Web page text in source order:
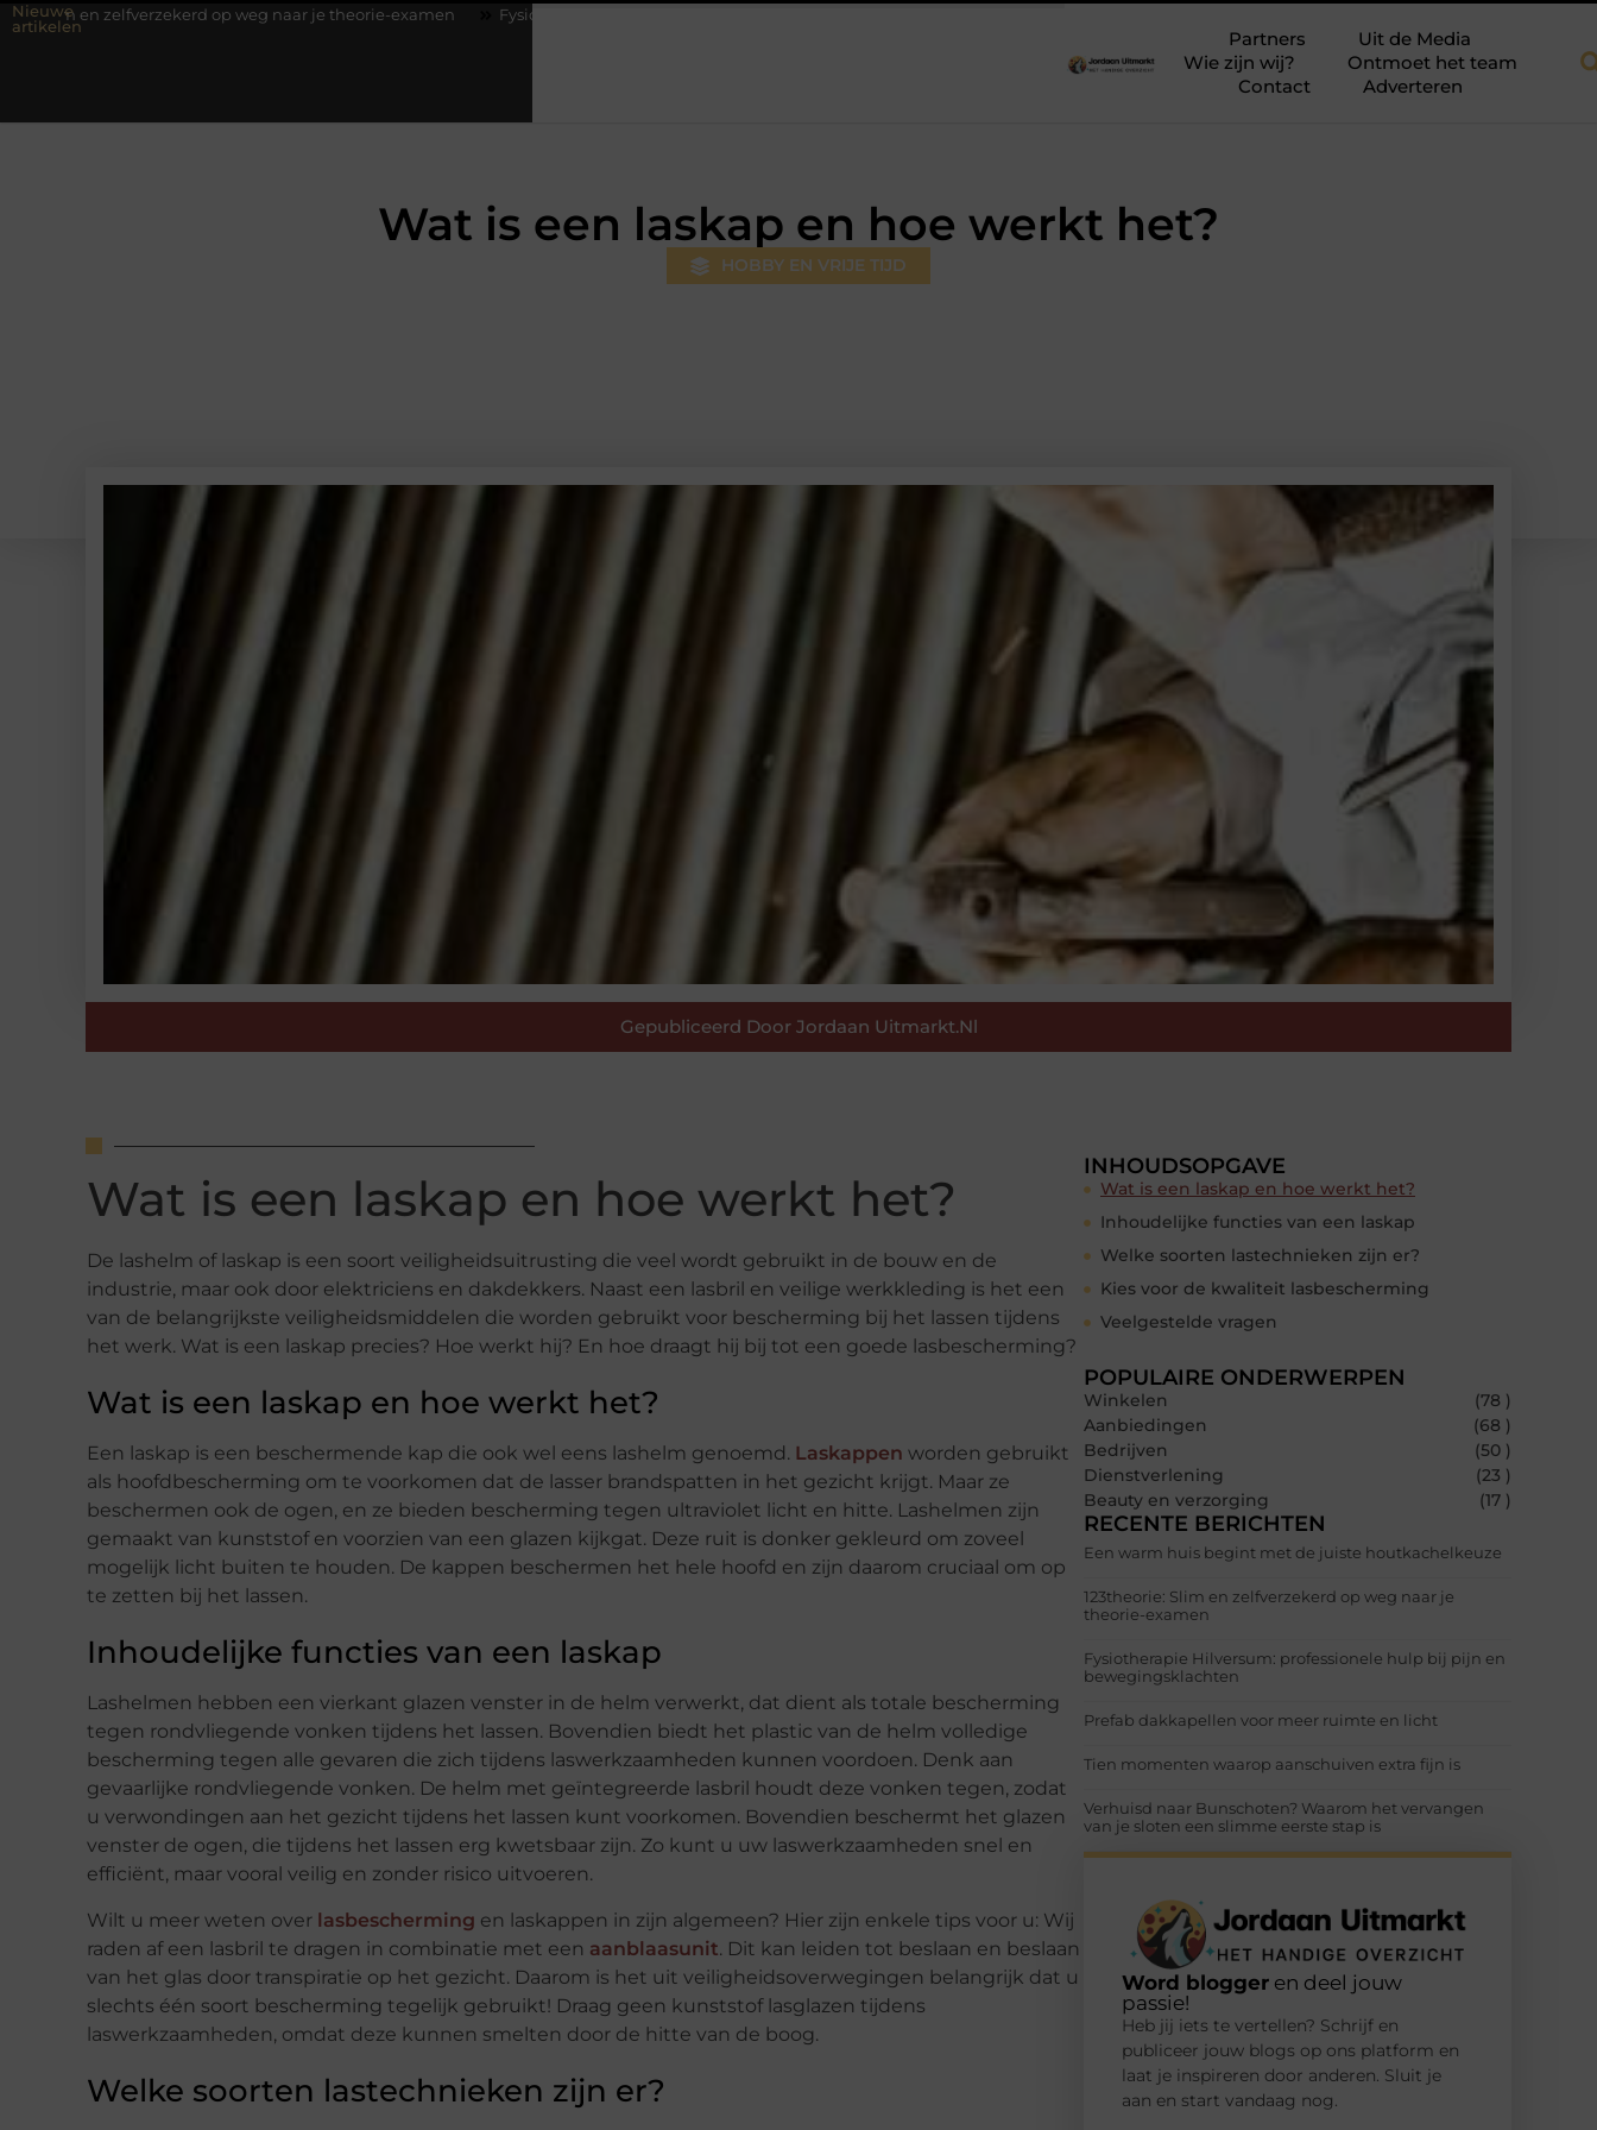
Nieuwe
artikelen
op weg naar je theorie-examen Fysiotherapie Hilversum: professionele hulp bij pijn en bewegingsklachten
Partners
Uit de Media
Wie zijn wij?
Ontmoet het team
Contact
Adverteren
Wat is een laskap en hoe werkt het?
HOBBY EN VRIJE TIJD
Gepubliceerd Door Jordaan Uitmarkt.nl
Wat is een laskap en hoe werkt het?
De lashelm of laskap is een soort veiligheidsuitrusting die veel wordt gebruikt in de bouw en de
industrie, maar ook door elektriciens en dakdekkers. Naast een lasbril en veilige werkkleding is het een
van de belangrijkste veiligheidsmiddelen die worden gebruikt voor bescherming bij het lassen tijdens
het werk. Wat is een laskap precies? Hoe werkt hij? En hoe draagt hij bij tot een goede lasbescherming?
Wat is een laskap en hoe werkt het?
Een laskap is een beschermende kap die ook wel eens lashelm genoemd. Laskappen worden gebruikt
als hoofdbescherming om te voorkomen dat de lasser brandspatten in het gezicht krijgt. Maar ze
beschermen ook de ogen, en ze bieden bescherming tegen ultraviolet licht en hitte. Lashelmen zijn
gemaakt van kunststof en voorzien van een glazen kijkgat. Deze ruit is donker gekleurd om zoveel
mogelijk licht buiten te houden. De kappen beschermen het hele hoofd en zijn daarom cruciaal om op
te zetten bij het lassen.
Inhoudelijke functies van een laskap
Lashelmen hebben een vierkant glazen venster in de helm verwerkt, dat dient als totale bescherming
tegen rondvliegende vonken tijdens het lassen. Bovendien biedt het plastic van de helm volledige
bescherming tegen alle gevaren die zich tijdens laswerkzaamheden kunnen voordoen. Denk aan
gevaarlijke rondvliegende vonken. De helm met geïntegreerde lasbril houdt deze vonken tegen, zodat
u verwondingen aan het gezicht tijdens het lassen kunt voorkomen. Bovendien beschermt het glazen
venster de ogen, die tijdens het lassen erg kwetsbaar zijn. Zo kunt u uw laswerkzaamheden snel en
efficiënt, maar vooral veilig en zonder risico uitvoeren.
Wilt u meer weten over lasbescherming en laskappen in zijn algemeen? Hier zijn enkele tips voor u: Wij
raden af een lasbril te dragen in combinatie met een aanblaasunit. Dit kan leiden tot beslaan en beslaan
van het glas door transpiratie op het gezicht. Daarom is het uit veiligheidsoverwegingen belangrijk dat u
slechts één soort bescherming tegelijk gebruikt! Draag geen kunststof lasglazen tijdens
laswerkzaamheden, omdat deze kunnen smelten door de hitte van de boog.
Welke soorten lastechnieken zijn er?
INHOUDSOPGAVE
Wat is een laskap en hoe werkt het?
Inhoudelijke functies van een laskap
Welke soorten lastechnieken zijn er?
Kies voor de kwaliteit lasbescherming
Veelgestelde vragen
POPULAIRE ONDERWERPEN
Winkelen
(78 )
Aanbiedingen
(68 )
Bedrijven
(50 )
Dienstverlening
(23 )
Beauty en verzorging
(17 )
RECENTE BERICHTEN
Een warm huis begint met de juiste houtkachelkeuze
123theorie: Slim en zelfverzekerd op weg naar je
theorie-examen
Fysiotherapie Hilversum: professionele hulp bij pijn en
bewegingsklachten
Prefab dakkapellen voor meer ruimte en licht
Tien momenten waarop aanschuiven extra fijn is
Verhuisd naar Bunschoten? Waarom het vervangen
van je sloten een slimme eerste stap is
Word blogger en deel jouw
passie!
Heb jij iets te vertellen? Schrijf en
publiceer jouw blogs op ons platform en
laat je inspireren door anderen. Sluit je
aan en start vandaag nog.